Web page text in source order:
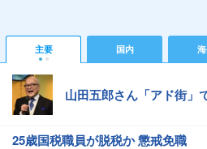
主要 国内
山田五郎さん「アド街」
25歳国税職員が脱税か 懲戒免職